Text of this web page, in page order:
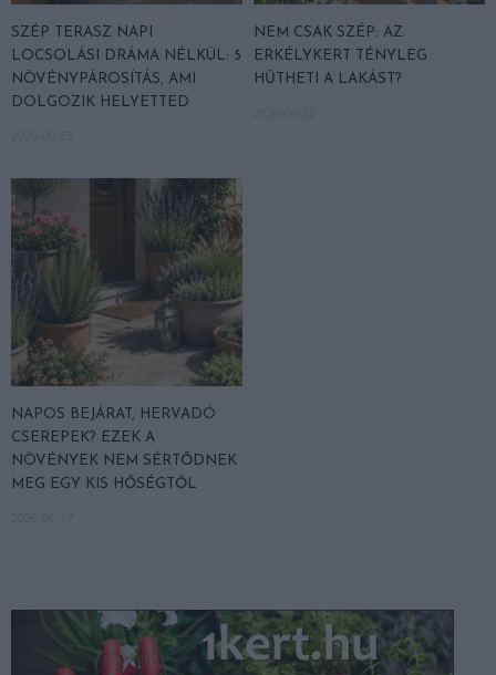
SZÉP TERASZ NAPI
LOCSOLÁSI DRÁMA NÉLKÜL: 5
NÖVÉNYPÁROSÍTÁS, AMI
DOLGOZIK HELYETTED
NEM CSAK SZÉP: AZ
ERKÉLYKERT TÉNYLEG
HŰTHETI A LAKÁST?
NAPOS BEJÁRAT, HERVADÓ
CSEREPEK? EZEK A
NÖVÉNYEK NEM SÉRTŐDNEK
MEG EGY KIS HŐSÉGTŐL